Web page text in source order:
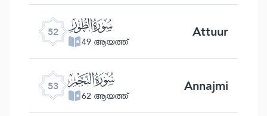
52 ﯡ
49 ആയത്ത് Attuur
53 ﯢ
62 ആയത്ത് Annajmi